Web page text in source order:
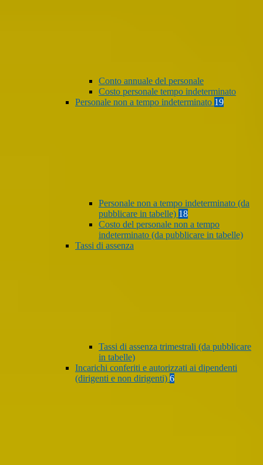
Conto annuale del personale
Costo personale tempo indeterminato
Personale non a tempo indeterminato 19
Personale non a tempo indeterminato (da
pubblicare in tabelle) 18
Costo del personale non a tempo
indeterminato (da pubblicare in tabelle)
Tassi di assenza
Tassi di assenza trimestrali (da pubblicare
in tabelle)
Incarichi conferiti e autorizzati ai dipendenti
(dirigenti e non dirigenti) 6